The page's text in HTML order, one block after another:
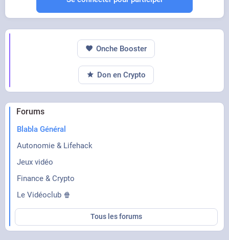
Forums
Blabla Général
Autonomie & Lifehack
Jeux vidéo
Finance & Crypto
Le Vidéoclub 🍿
Tous les forums
Onche Booster
Don en Crypto